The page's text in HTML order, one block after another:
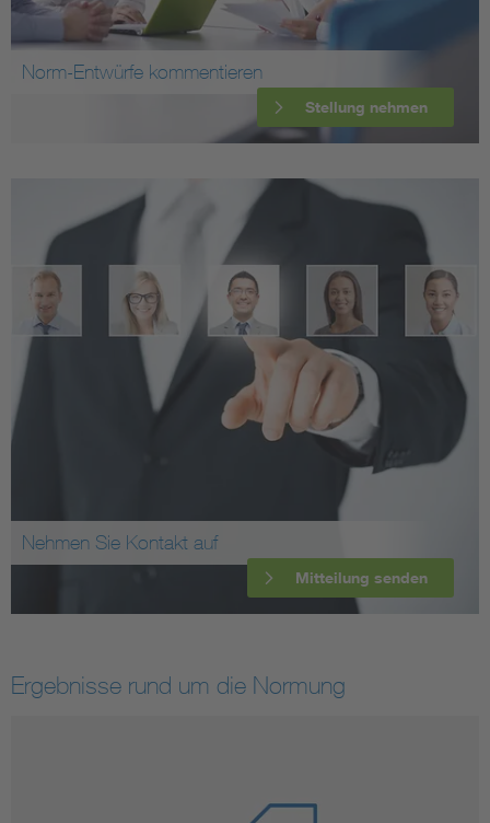
Norm-Entwürfe kommentieren
Stellung nehmen
Nehmen Sie Kontakt auf
Mitteilung senden
Ergebnisse rund um die Normung